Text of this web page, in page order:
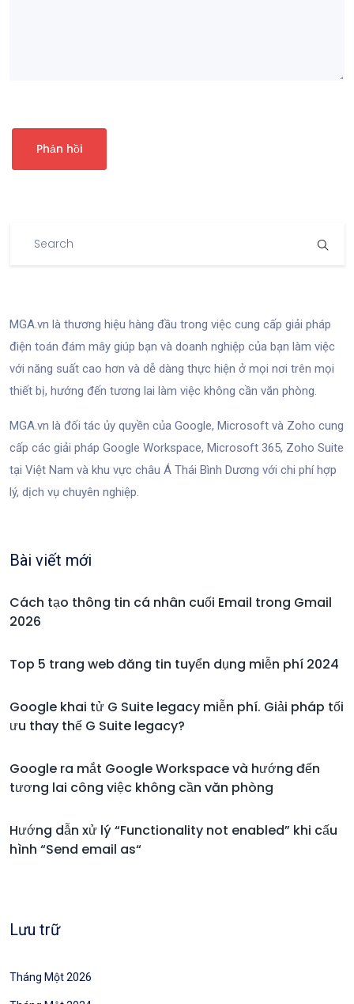
MGA.vn là thương hiệu hàng đầu trong việc cung cấp giải pháp
điện toán đám mây giúp bạn và doanh nghiệp của bạn làm việc
với năng suất cao hơn và dễ dàng thực hiện ở mọi nơi trên mọi
thiết bị, hướng đến tương lai làm việc không cần văn phòng.
MGA.vn là đối tác ủy quyền của Google, Microsoft và Zoho cung
cấp các giải pháp Google Workspace, Microsoft 365, Zoho Suite
tại Việt Nam và khu vực châu Á Thái Bình Dương với chi phí hợp
lý, dịch vụ chuyên nghiệp.
Bài viết mới
Cách tạo thông tin cá nhân cuối Email trong Gmail
2026
Top 5 trang web đăng tin tuyển dụng miễn phí 2024
Google khai tử G Suite legacy miễn phí. Giải pháp tối
ưu thay thế G Suite legacy?
Google ra mắt Google Workspace và hướng đến
tương lai công việc không cần văn phòng
Hướng dẫn xử lý “Functionality not enabled” khi cấu
hình “Send email as“
Lưu trữ
Tháng Một 2026